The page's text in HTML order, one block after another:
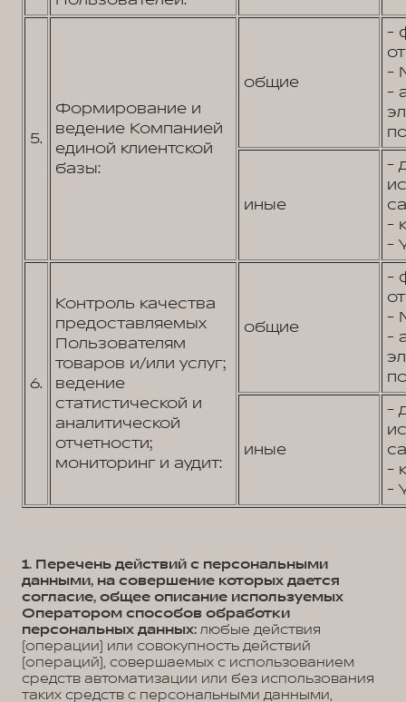
5.
Формирование и
ведение Компанией
единой клиентской
базы:
общие
-
-
-
иные
-
-
-
6.
Контроль качества
предоставляемых
Пользователям
товаров и/или услуг;
ведение
статистической и
аналитической
отчетности;
мониторинг и аудит:
общие
-
-
-
иные
-
-
-
1. Перечень действий с персональными
данными, на совершение которых дается
согласие, общее описание используемых
Оператором способов обработки
персональных данных: любые действия
(операции) или совокупность действий
(операций), совершаемых с использованием
средств автоматизации или без использования
таких средств с персональными данными,